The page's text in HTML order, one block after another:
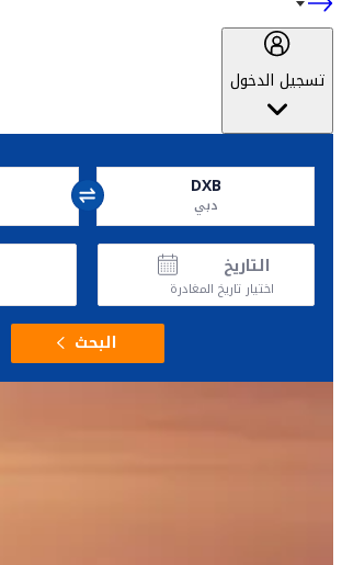
تسجيل الدخول
DXB
دبي
التاريخ
اختيار تاريخ المغادرة
البحث